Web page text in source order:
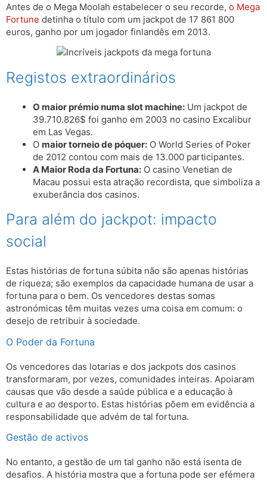
Antes de o Mega Moolah estabelecer o seu recorde, o Mega
Fortune detinha o título com um jackpot de 17 861 800
euros, ganho por um jogador finlandês em 2013.
Registos extraordinários
O maior prémio numa slot machine: Um jackpot de
39.710.826$ foi ganho em 2003 no casino Excalibur
em Las Vegas.
O maior torneio de póquer: O World Series of Poker
de 2012 contou com mais de 13.000 participantes.
A Maior Roda da Fortuna: O casino Venetian de
Macau possui esta atração recordista, que simboliza a
exuberância dos casinos.
Para além do jackpot: impacto
social
Estas histórias de fortuna súbita não são apenas histórias
de riqueza; são exemplos da capacidade humana de usar a
fortuna para o bem. Os vencedores destas somas
astronómicas têm muitas vezes uma coisa em comum: o
desejo de retribuir à sociedade.
O Poder da Fortuna
Os vencedores das lotarias e dos jackpots dos casinos
transformaram, por vezes, comunidades inteiras. Apoiaram
causas que vão desde a saúde pública e a educação à
cultura e ao desporto. Estas histórias põem em evidência a
responsabilidade que advém de tal fortuna.
Gestão de activos
No entanto, a gestão de um tal ganho não está isenta de
desafios. A história mostra que a fortuna pode ser efémera